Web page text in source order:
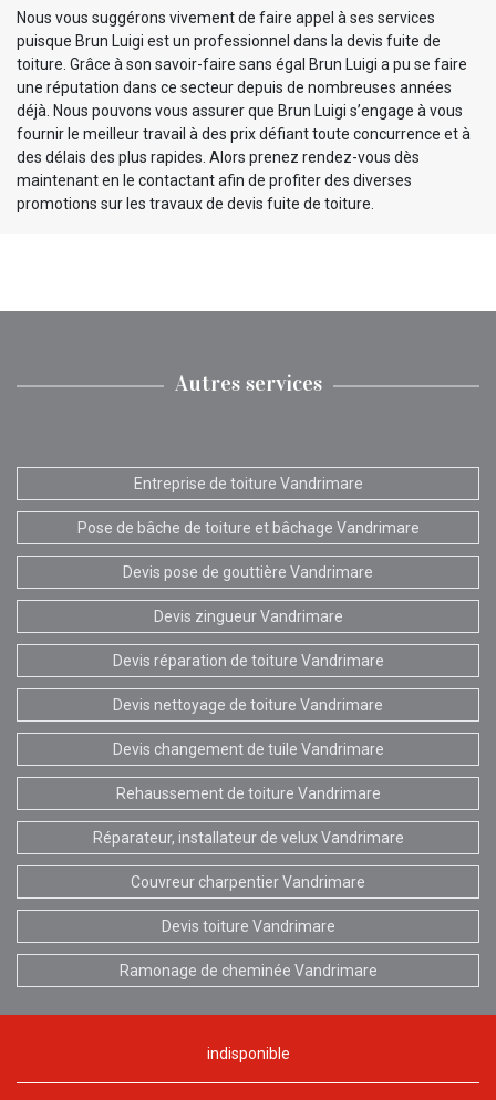
Nous vous suggérons vivement de faire appel à ses services
puisque Brun Luigi est un professionnel dans la devis fuite de
toiture. Grâce à son savoir-faire sans égal Brun Luigi a pu se faire
une réputation dans ce secteur depuis de nombreuses années
déjà. Nous pouvons vous assurer que Brun Luigi s’engage à vous
fournir le meilleur travail à des prix défiant toute concurrence et à
des délais des plus rapides. Alors prenez rendez-vous dès
maintenant en le contactant afin de profiter des diverses
promotions sur les travaux de devis fuite de toiture.
Autres services
Entreprise de toiture Vandrimare
Pose de bâche de toiture et bâchage Vandrimare
Devis pose de gouttière Vandrimare
Devis zingueur Vandrimare
Devis réparation de toiture Vandrimare
Devis nettoyage de toiture Vandrimare
Devis changement de tuile Vandrimare
Rehaussement de toiture Vandrimare
Réparateur, installateur de velux Vandrimare
Couvreur charpentier Vandrimare
Devis toiture Vandrimare
Ramonage de cheminée Vandrimare
indisponible